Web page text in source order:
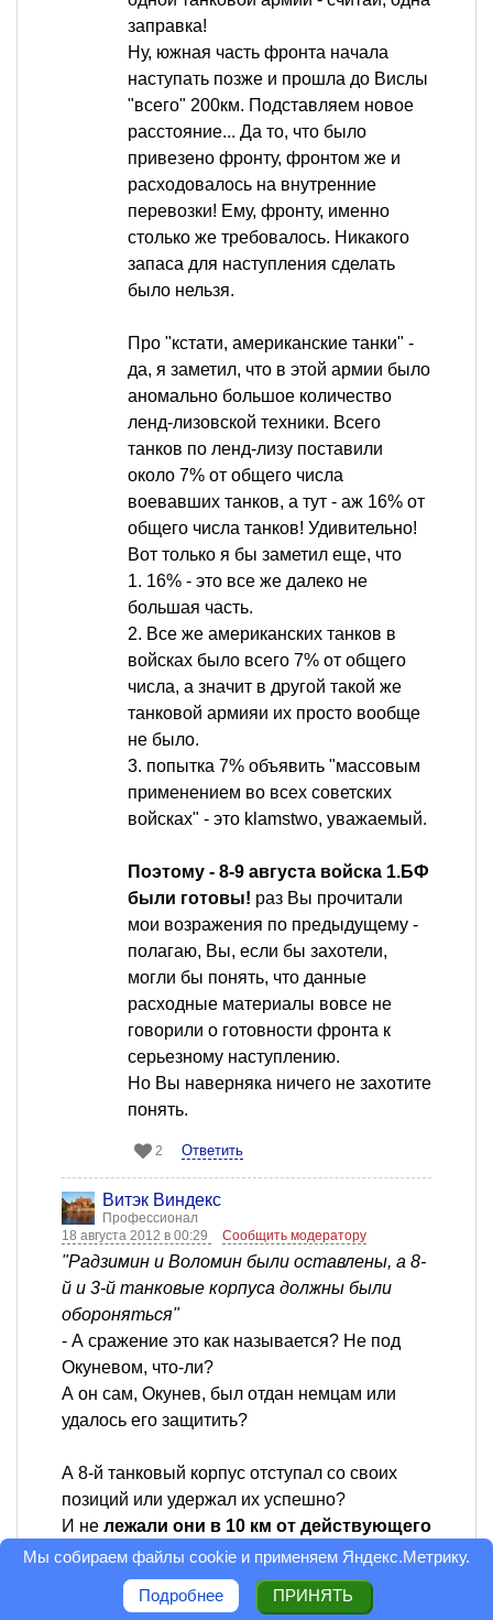
заправка!
Ну, южная часть фронта начала
наступать позже и прошла до Вислы
"всего" 200км. Подставляем новое
расстояние... Да то, что было
привезено фронту, фронтом же и
расходовалось на внутренние
перевозки! Ему, фронту, именно
столько же требовалось. Никакого
запаса для наступления сделать
было нельзя.
Про "кстати, американские танки" -
да, я заметил, что в этой армии было
аномально большое количество
ленд-лизовской техники. Всего
танков по ленд-лизу поставили
около 7% от общего числа
воевавших танков, а тут - аж 16% от
общего числа танков! Удивительно!
Вот только я бы заметил еще, что
1. 16% - это все же далеко не
большая часть.
2. Все же американских танков в
войсках было всего 7% от общего
числа, а значит в другой такой же
танковой армияи их просто вообще
не было.
3. попытка 7% объявить "массовым
применением во всех советских
войсках" - это klamstwo, уважаемый.
Поэтому - 8-9 августа войска 1.БФ
были готовы! раз Вы прочитали
мои возражения по предыдущему -
полагаю, Вы, если бы захотели,
могли бы понять, что данные
расходные материалы вовсе не
говорили о готовности фронта к
серьезному наступлению.
Но Вы наверняка ничего не захотите
понять.
2 Ответить
Витэк Виндекс
Профессионал
18 августа 2012 в 00:29
Сообщить модератору
"Радзимин и Воломин были оставлены, а 8-
й и 3-й танковые корпуса должны были
обороняться"
- А сражение это как называется? Не под
Окуневом, что-ли?
А он сам, Окунев, был отдан немцам или
удалось его защитить?
А 8-й танковый корпус отступал со своих
позиций или удержал их успешно?
И не лежали они в 10 км от действующего
нацисткого аэродрома Окенце?
Стреляли по нему советские пушки или нет?
И почему не стреляли?
Мы собираем файлы cookie и применяем Яндекс.Метрику.
Подробнее ПРИНЯТЬ